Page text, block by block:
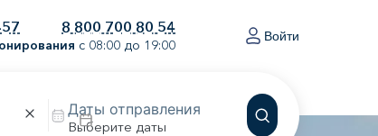
8 800 700 80 54
с 08:00 до 19:00
Войти
Выберите даты